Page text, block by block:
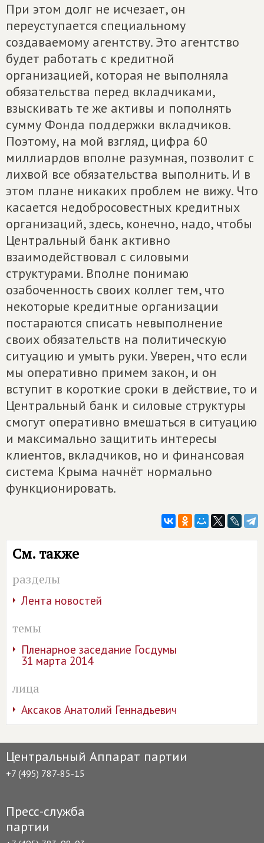
При этом долг не исчезает, он
переуступается специальному
создаваемому агентству. Это агентство
будет работать с кредитной
организацией, которая не выполняла
обязательства перед вкладчиками,
взыскивать те же активы и пополнять
сумму Фонда поддержки вкладчиков.
Поэтому, на мой взгляд, цифра 60
миллиардов вполне разумная, позволит с
лихвой все обязательства выполнить. И в
этом плане никаких проблем не вижу. Что
касается недобросовестных кредитных
организаций, здесь, конечно, надо, чтобы
Центральный банк активно
взаимодействовал с силовыми
структурами. Вполне понимаю
озабоченность своих коллег тем, что
некоторые кредитные организации
постараются списать невыполнение
своих обязательств на политическую
ситуацию и умыть руки. Уверен, что если
мы оперативно примем закон, и он
вступит в короткие сроки в действие, то и
Центральный банк и силовые структуры
смогут оперативно вмешаться в ситуацию
и максимально защитить интересы
клиентов, вкладчиков, но и финансовая
система Крыма начнёт нормально
функционировать.
См. также
разделы
Лента новостей
темы
Пленарное заседание Госдумы
31 марта 2014
лица
Аксаков Анатолий Геннадьевич
Центральный Аппарат партии
+7 (495) 787-85-15
Пресс-служба
партии